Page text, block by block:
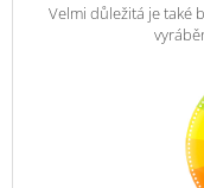
Velmi důležitá je také